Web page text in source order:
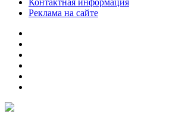
Контактная информация
Реклама на сайте